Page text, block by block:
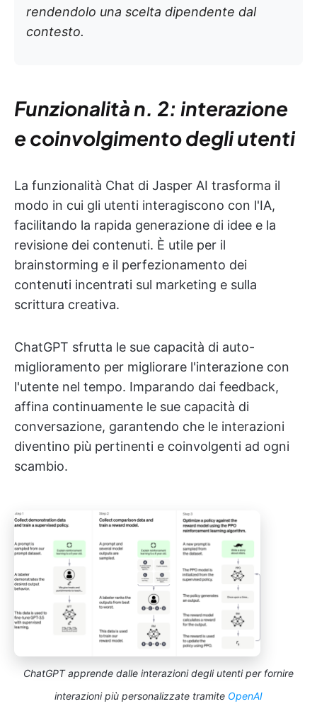
rendendolo una scelta dipendente dal
contesto.
Funzionalità n. 2: interazione
e coinvolgimento degli utenti
La funzionalità Chat di Jasper AI trasforma il
modo in cui gli utenti interagiscono con l'IA,
facilitando la rapida generazione di idee e la
revisione dei contenuti. È utile per il
brainstorming e il perfezionamento dei
contenuti incentrati sul marketing e sulla
scrittura creativa.
ChatGPT sfrutta le sue capacità di auto-
miglioramento per migliorare l'interazione con
l'utente nel tempo. Imparando dai feedback,
affina continuamente le sue capacità di
conversazione, garantendo che le interazioni
diventino più pertinenti e coinvolgenti ad ogni
scambio.
ChatGPT apprende dalle interazioni degli utenti per fornire
interazioni più personalizzate tramite OpenAI